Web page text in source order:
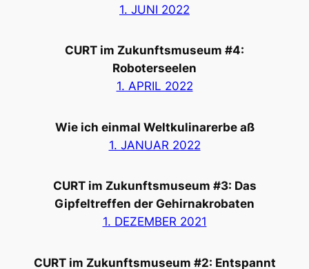
1. JUNI 2022
CURT im Zukunftsmuseum #4:
Roboterseelen
1. APRIL 2022
Wie ich einmal Weltkulinarerbe aß
1. JANUAR 2022
CURT im Zukunftsmuseum #3: Das
Gipfeltreffen der Gehirnakrobaten
1. DEZEMBER 2021
CURT im Zukunftsmuseum #2: Entspannt